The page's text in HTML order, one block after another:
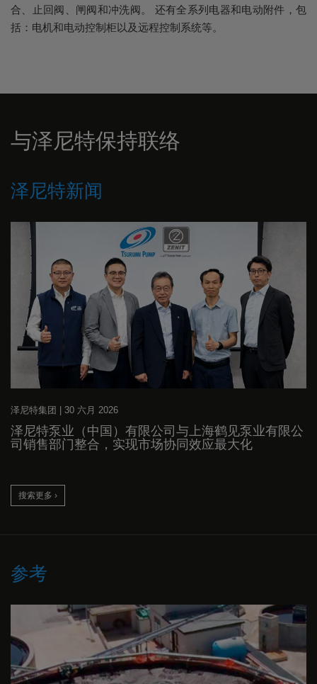
合、止回阀、闸阀和冲洗阀。 还有全系列电器和电动附件，包
括：电机和电动控制柜以及远程控制系统等。
与泽尼特保持联络
泽尼特新闻
泽尼特集团 30 六月 2026
泽尼特泵业（中国）有限公司与上海鹤见泵业有限公
司销售部门整合，实现市场协同效应最大化
搜索更多 ›
参考